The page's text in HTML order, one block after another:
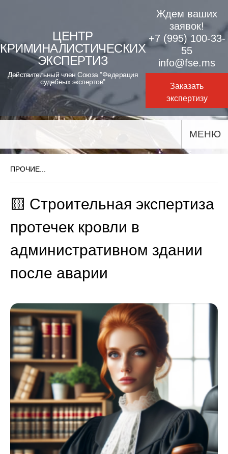
content
ЦЕНТР
КРИМИНАЛИСТИЧЕСКИХ
ЭКСПЕРТИЗ
Действительный член Союза "Федерация
судебных экспертов"
Ждем ваших
заявок!
+7 (995) 100-33-
55
info@fse.ms
Заказать
экспертизу
МЕНЮ
ПРОЧИЕ...
🟨 Строительная экспертиза
протечек кровли в
административном здании
после аварии